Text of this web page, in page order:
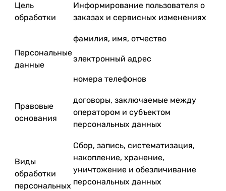
Цель
обработки
Информирование пользователя о
заказах и сервисных изменениях
Персональные
данные
фамилия, имя, отчество
электронный адрес
номера телефонов
Правовые
основания
договоры, заключаемые между
оператором и субъектом
персональных данных
Виды
обработки
персональных
Сбор, запись, систематизация,
накопление, хранение,
уничтожение и обезличивание
персональных данных